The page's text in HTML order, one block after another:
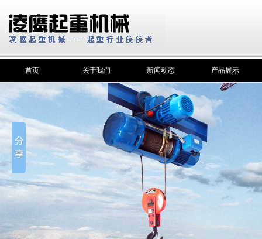
首页 关于我们 新闻动态 产品展示